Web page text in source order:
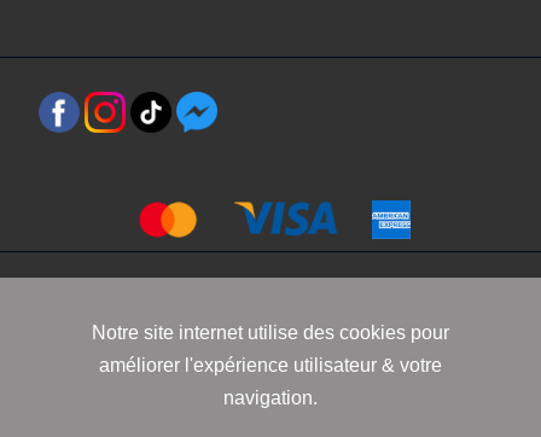
Conditions générales de vente
confidentialité
Notre site internet utilise des cookies pour
améliorer l'expérience utilisateur & votre
navigation.